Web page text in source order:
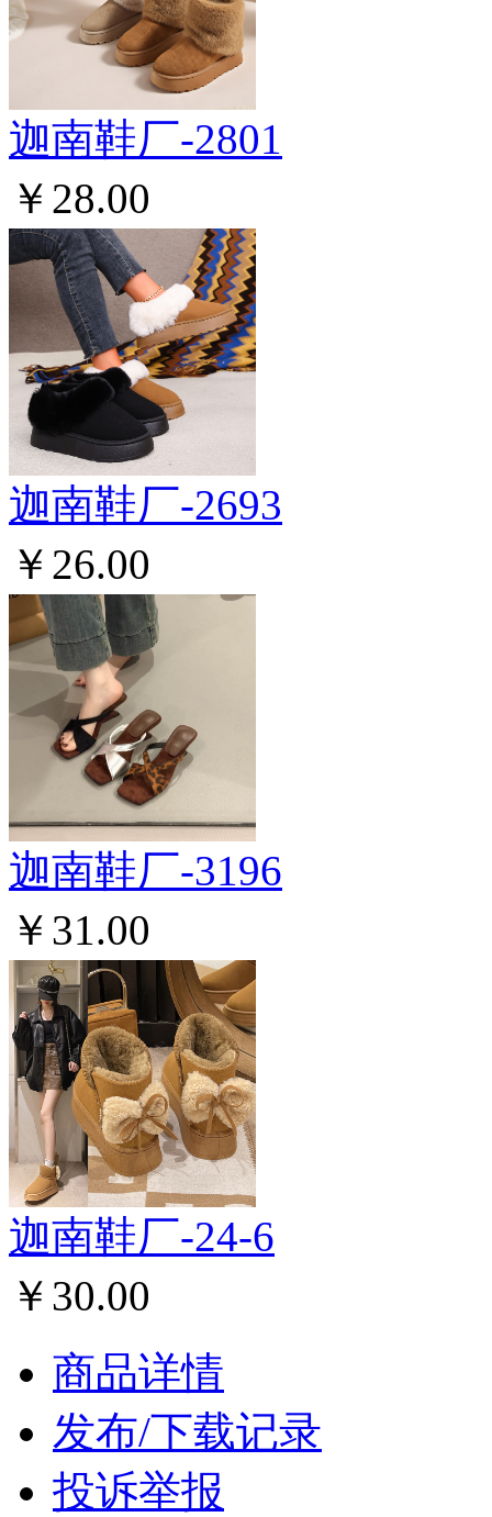
迦南鞋厂-2801
￥28.00
迦南鞋厂-2693
￥26.00
迦南鞋厂-3196
￥31.00
迦南鞋厂-24-6
￥30.00
商品详情
发布/下载记录
投诉举报